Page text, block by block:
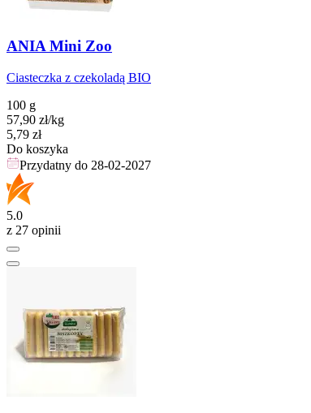
ANIA Mini Zoo
Ciasteczka z czekoladą BIO
100 g
57,90 zł/kg
Cena
5,79 zł
Do koszyka
Przydatny do 28-02-2027
5.0
z 27 opinii